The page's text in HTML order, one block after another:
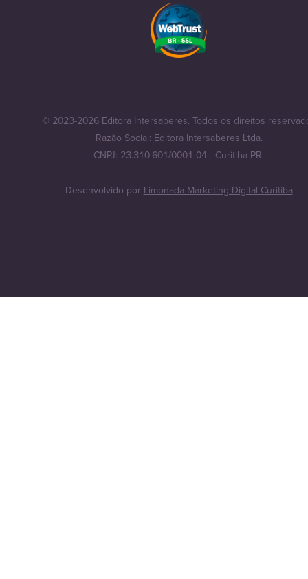
© 2023-2026 Editora Intersaberes. Todos os direitos
Razão Social: Editora Intersaberes Ltda.
CNPJ: 23.310.601/0001-04 - Curitiba-PR.
Desenvolvido porLimonada Marketing Digital Curitiba